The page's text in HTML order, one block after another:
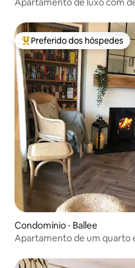
Entre os melhores preferidos
Preferido dos hóspedes
Condomínio ⋅ Ballee
Apartamento de um quarto